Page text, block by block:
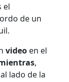
el
de un
video en el
,
lado de la